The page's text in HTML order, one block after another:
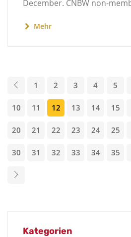
December. CNBW non-
Mehr
1 2 3 4 5
10 11 12 13 14 15
20 21 22 23 24 25
30 31 32 33 34 35
Kategorien